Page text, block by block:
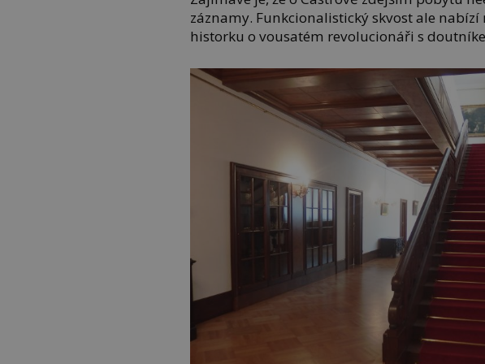
záznamy. Funkcionalistický skvost ale nabízí
historku o vousatém revolucionáři s